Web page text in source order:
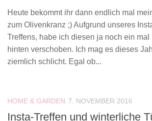
Heute bekommt ihr dann endlich mal
zum Olivenkranz ;) Aufgrund unseres
Treffens, habe ich diesen ja noch ein mal
hinten verschoben. Ich mag es dieses
ziemlich schlicht. Egal ob...
HOME & GARDEN 7. NOVEMBER 2016
Insta-Treffen und winterliche